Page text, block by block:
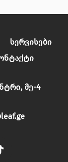
Სერვისები
მე-4